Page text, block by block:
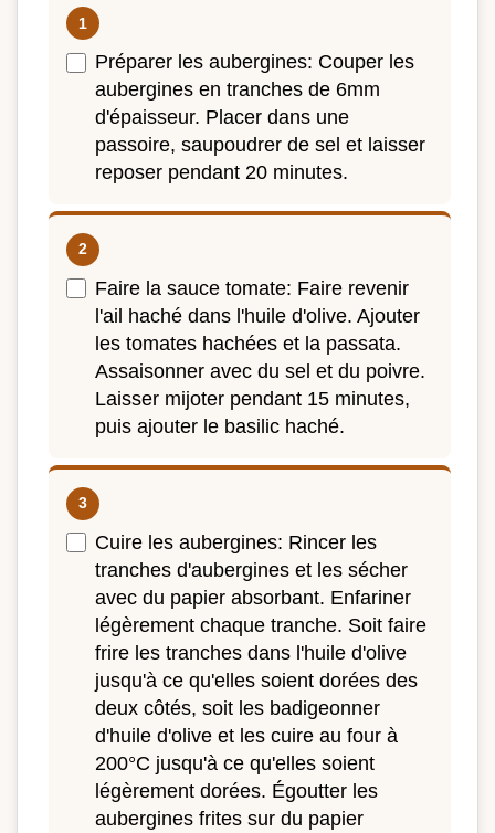
Préparer les aubergines: Couper les
aubergines en tranches de 6mm
d'épaisseur. Placer dans une
passoire, saupoudrer de sel et laisser
reposer pendant 20 minutes.
Faire la sauce tomate: Faire revenir
l'ail haché dans l'huile d'olive. Ajouter
les tomates hachées et la passata.
Assaisonner avec du sel et du poivre.
Laisser mijoter pendant 15 minutes,
puis ajouter le basilic haché.
Cuire les aubergines: Rincer les
tranches d'aubergines et les sécher
avec du papier absorbant. Enfariner
légèrement chaque tranche. Soit faire
frire les tranches dans l'huile d'olive
jusqu'à ce qu'elles soient dorées des
deux côtés, soit les badigeonner
d'huile d'olive et les cuire au four à
200°C jusqu'à ce qu'elles soient
légèrement dorées. Égoutter les
aubergines frites sur du papier